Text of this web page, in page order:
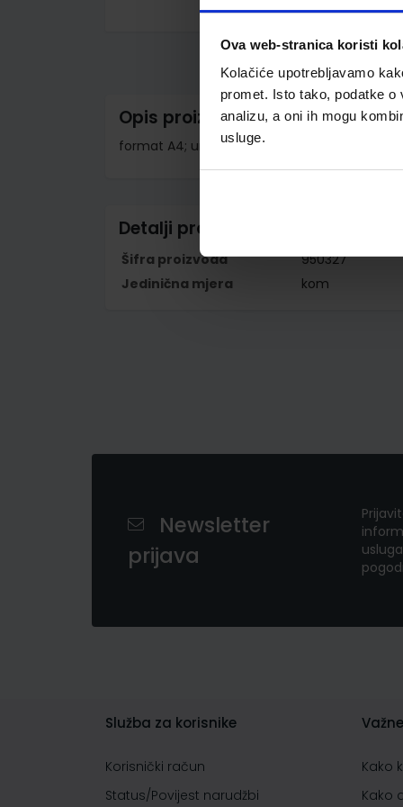
Ova web-stranica koristi
Kolačiće upotrebljavamo
promet. Isto tako, podatke
analizu, a oni ih mogu
usluge.
gallery
Opis proizvoda
format A4; unutarnje dimenzije 210x297 mm;
Detalji proizvoda
Šifra proizvoda
950327
Jedinična mjera
kom
Newsletter
prijava
Služba za korisnike
Korisnički račun
Status/Povijest narudžbi
Kako
Kako